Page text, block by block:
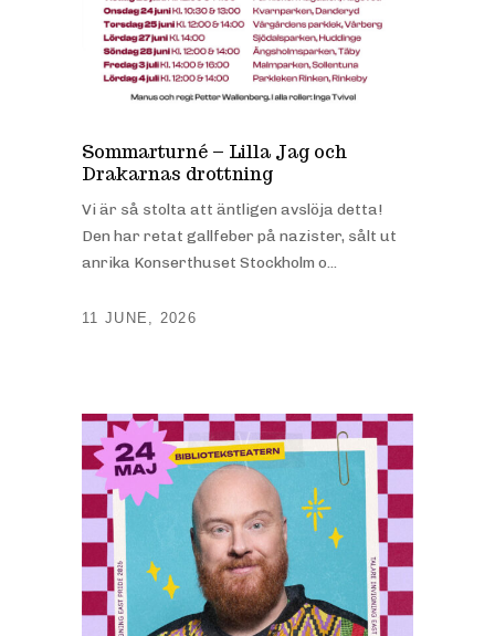
Sommarturné – Lilla Jag och
Drakarnas drottning
Vi är så stolta att äntligen avslöja detta!
Den har retat gallfeber på nazister, sålt ut
anrika Konserthuset Stockholm o...
11 JUNE, 2026